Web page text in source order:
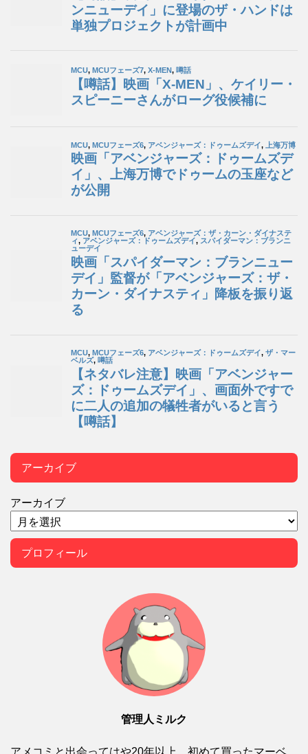
アーカイブ
アーカイブ
プロフィール
管理人ミルク
アメコミと出会ってはや20年以上、初めて買ったマーベ